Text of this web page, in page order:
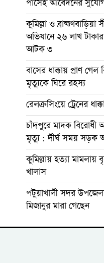
পাসেই আবেদনের
কুমিল্লা ও ব্রাহ্মণবাড়িয়া
অভিযানে ২৬ লাখ
আটক ৩
বাসের ধাক্কায় প্রাণ
মৃত্যুকে ঘিরে রহস্য
রেলক্রসিংয়ে ট্রেনের
চাঁদপুরে মাদক বিরোধী
মৃত্যু : দীর্ঘ সময় সড়ক
কুমিল্লায় হত্যা মামলায়
খালাস
পটুয়াখালী সদর
মিজানুর মারা গেছেন